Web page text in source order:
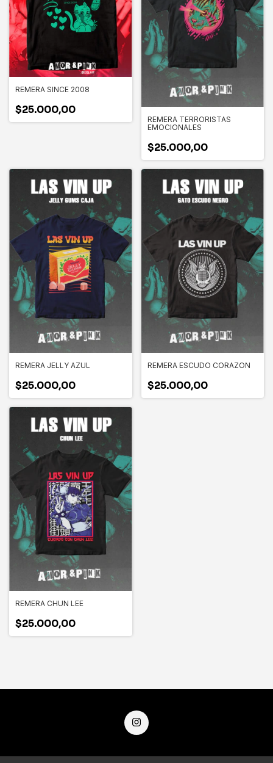
REMERA SINCE 2008
$25.000,00
REMERA TERRORISTAS
EMOCIONALES
$25.000,00
REMERA JELLY AZUL
$25.000,00
REMERA ESCUDO CORAZON
$25.000,00
REMERA CHUN LEE
$25.000,00